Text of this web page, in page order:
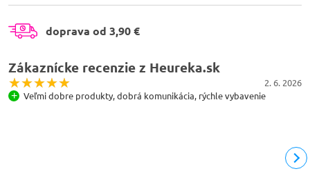
doprava od 3,90 €
Zákaznícke recenzie z Heureka.sk
2. 6. 2026
Veľmi dobre produkty, dobrá komunikácia, rýchle vybavenie